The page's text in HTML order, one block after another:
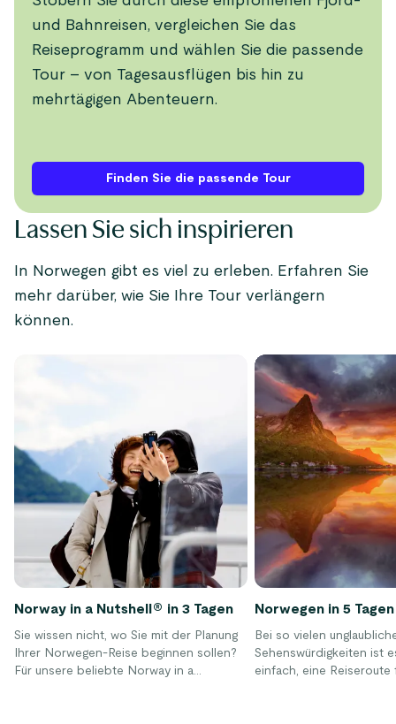
und Bahnreisen, vergleichen Sie das
Reiseprogramm und wählen Sie die passende
Tour – von Tagesausflügen bis hin zu
mehrtägigen Abenteuern.
Finden Sie die passende Tour
Lassen Sie sich inspirieren
In Norwegen gibt es viel zu erleben. Erfahren Sie
mehr darüber, wie Sie Ihre Tour verlängern
können.
Norway in a Nutshell® in 3 Tagen
Sie wissen nicht, wo Sie mit der Planung
Ihrer Norwegen-Reise beginnen sollen?
Für unsere beliebte Norway in a
Norwegen in 5 Tagen
Bei so vielen
Sehenswürdigkeiten ist
einfach, eine Reiseroute